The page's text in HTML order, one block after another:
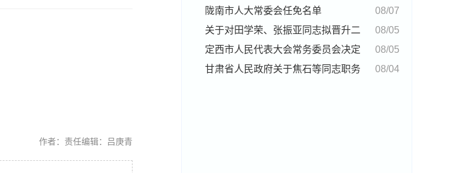
责任编辑：吕庚青
作者：
示的公告
08/07
陇南市人大常委会任免名单
08/05
关于对田学荣、张振亚同志拟晋升二
级巡视员公示的公告
08/05
定西市人民代表大会常务委员会决定
任免名单
08/04
甘肃省人民政府关于焦石等同志职务